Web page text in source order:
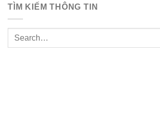
TÌM KIẾM THÔNG TIN